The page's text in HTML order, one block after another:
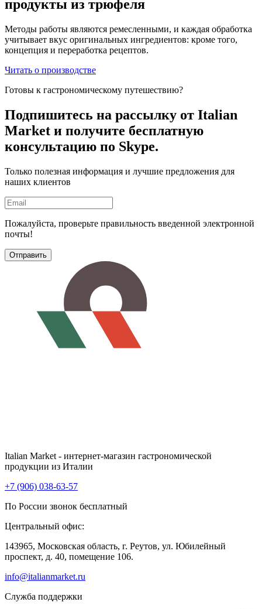
продукты из трюфеля
Методы работы являются ремесленными, и каждая обработка
учитывает вкус оригинальных ингредиентов: кроме того,
концепция и переработка рецептов.
Читать о производстве
Готовы к гастрономическому путешествию?
Подпишитесь на рассылку от Italian
Market и получите бесплатную
консультацию по Skype.
Только полезная информация и лучшие предложения для
наших клиентов
Пожалуйста, проверьте правильность введенной электронной
почты!
Отправить
Italian Market - интернет-магазин гастрономической
продукции из Италии
+7 (906) 038-63-57
По России звонок бесплатный
Центральный офис:
143965, Московская область, г. Реутов, ул. Юбилейный
проспект, д. 40, помещение 106.
info@italianmarket.ru
Служба поддержки